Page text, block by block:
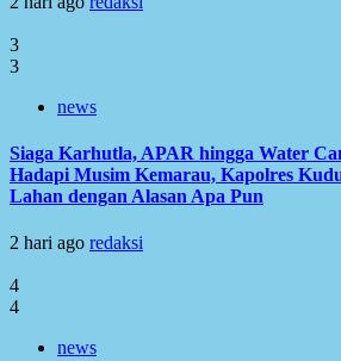
3
3
news
Siaga Karhutla, APAR hingga Water
Hadapi Musim Kemarau, Kapolres
Lahan dengan Alasan Apa Pun
2 hari ago redaksi
4
4
news